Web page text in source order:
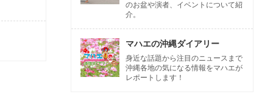
のお盆や演者、イベントについて紹
介。
マハエの沖縄ダイアリー
身近な話題から注目のニュースまで
沖縄各地の気になる情報をマハエが
レポートします！